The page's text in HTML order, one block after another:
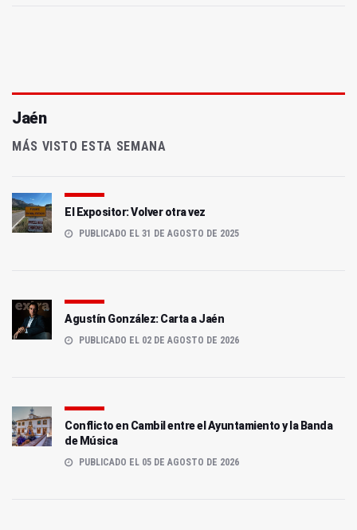
Jaén
MÁS VISTO ESTA SEMANA
El Expositor: Volver otra vez
PUBLICADO EL 31 DE AGOSTO DE 2025
Agustín González: Carta a Jaén
PUBLICADO EL 02 DE AGOSTO DE 2026
Conflicto en Cambil entre el Ayuntamiento y la Banda
de Música
PUBLICADO EL 05 DE AGOSTO DE 2026